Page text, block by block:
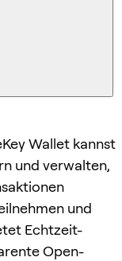
Wallet kannst
und verwalten,
und
Echtzeit-
Open-